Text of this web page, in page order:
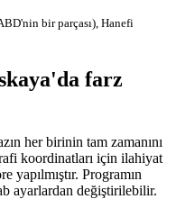
bir parçası), Hanefi
farz
her birinin tam zamanını
koordinatları için ilahiyat
yapılmıştır. Programın
ayarlardan değiştirilebilir.